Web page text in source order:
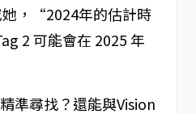
，“2024年的估計時
2 可能會在 2025 年